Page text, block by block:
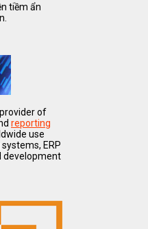
tiềm ẩn
of
reporting
use
ERP
development